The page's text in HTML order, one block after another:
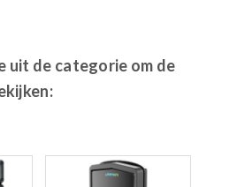
uit de categorie om de